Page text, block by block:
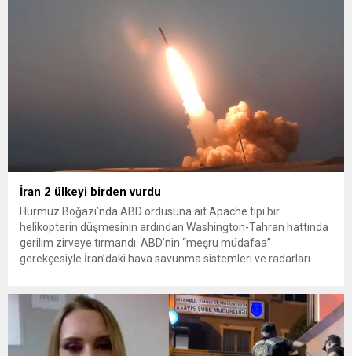
İran 2 ülkeyi birden vurdu
Hürmüz Boğazı’nda ABD ordusuna ait Apache tipi bir
helikopterin düşmesinin ardından Washington-Tahran hattında
gerilim zirveye tırmandı. ABD’nin “meşru müdafaa”
gerekçesiyle İran’daki hava savunma sistemleri ve radarları
yeni bir ABD saldırısına anında yanıt verileceğini duyurdu....